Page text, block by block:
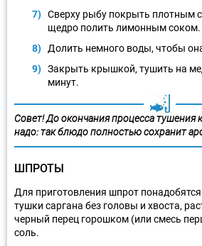
Сверху рыбу покрыть плотным
щедро полить лимонным соком.
Долить немного воды, чтобы
Закрыть крышкой, тушить на
минут.
Совет! До окончания процесса тушения
надо: так блюдо полностью сохранит
ШПРОТЫ
Для приготовления шпрот
тушки саргана без головы и хвоста,
черный перец горошком (или смесь
соль.